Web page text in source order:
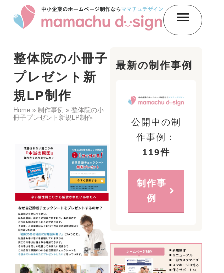
最新の制作事例
公開中の制
作事例：
119件
制作事
例
整体院の小冊子
プレゼント新
規LP制作
Home» 制作事例 » 整体院の小
冊子プレゼント新規LP制作